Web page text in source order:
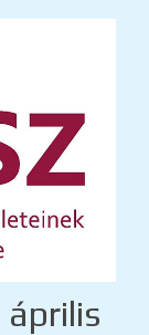
április